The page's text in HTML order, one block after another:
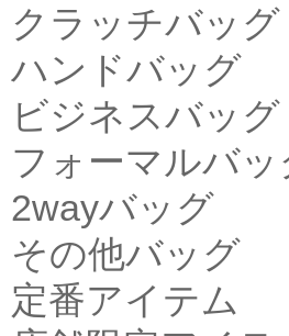
クラッチバッグ
ハンドバッグ
ビジネスバッグ
フォーマルバッ
2wayバッグ
その他バッグ
定番アイテム